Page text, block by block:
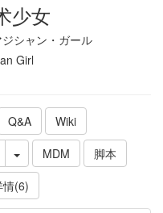
少女
シャン・ガール
Girl
Q&A
Wiki
MDM
脚本
情(6)